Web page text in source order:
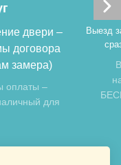
двери –
договора
замера)
оплаты –
для
Выезд